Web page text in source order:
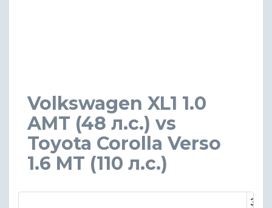
Volkswagen XL1 1.0
AMT (48 л.с.) vs
Toyota Corolla Verso
1.6 MT (110 л.с.)